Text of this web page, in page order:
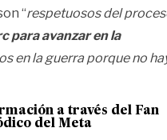
“respetuosos del
para avanzar en la
en la guerra porque no
a través del Fan
del Meta